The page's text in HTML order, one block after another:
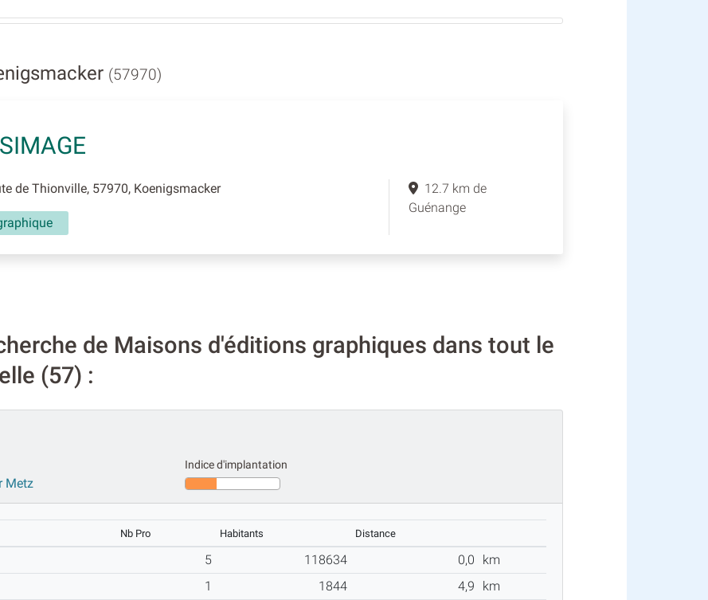
(57970)
de Thionville, 57970, Koenigsmacker
12.7 km de
Guénange
de Maisons d'éditions graphiques dans tout le
(57) :
Metz
Indice d'implantation
Nb Pro Habitants Distance
5 118634 0,0
km
1 1844 4,9
km